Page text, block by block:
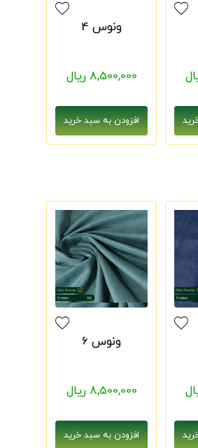
ونوس 4
8,500,000 ریال
ونوس 6
8,500,000 ریال